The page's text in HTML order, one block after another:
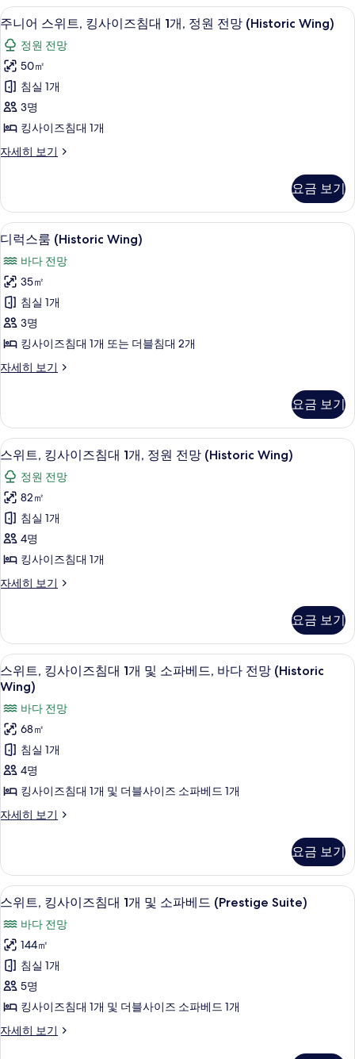
망
(Historic
Wing)
사
진
모
두
보
개,
바
다
전
망
(Historic
Wing)
자
세
히
주
니
어
스
위
트,
사
즈
침
대
1
개,
정
원
전
망
사
진
모
두
보
기
주니어 스위트, 킹사이즈침대 1개, 정
5
주니어 스위트, 킹사이즈침대 1개, 정원 전망 (Historic Wing)
정원 전망
50㎡
침실 1개
3명
킹사이즈침대 1개
자세히 보기
주
위
트,
킹
사
이
즈
침
대
개,
정
원
Wing)
자
세
히
보
기
요금 보기
디
럭
스
룸
(Historic
Wing)
사
진
보
기
디럭스룸 (Historic Wing) | 저자극성
6
디럭스룸 (Historic Wing)
바다 전망
35㎡
침실 1개
3명
킹사이즈침대 1개 또는 더블침대 2개
자세히 보기
디
(Historic
Wing)
자
세
히
보
기
요금 보기
스
위
트,
킹
사
이
침
1
개,
정
원
전
망
(Historic
Wing)
사
진
보
기
저자극성 침구, 오리/거위털 이불, 객실
6
스위트, 킹사이즈침대 1개, 정원 전망 (Historic Wing)
정원 전망
82㎡
침실 1개
4명
킹사이즈침대 1개
자세히 보기
스
사
이
즈
침
개,
정
원
전
(Historic
Wing)
자
보
요금 보기
스
위
트,
킹
사
이
즈
침
개
및
소
파
베
드,
바
다
전
스위트, 킹사이즈침대 1개 및 소파베
6
스위트, 킹사이즈침대 1개 및 소파베드, 바다 전망 (Historic
Wing)
바다 전망
68㎡
침실 1개
4명
킹사이즈침대 1개 및 더블사이즈 소파베드 1개
자세히 보기
스
사
이
즈
대
개
및
소
파
베
드,
요금 보기
스
트,
킹
사
이
침
스위트, 킹사이즈침대 1개 및 소파베
11
스위트, 킹사이즈침대 1개 및 소파베드 (Prestige Suite)
바다 전망
144㎡
침실 1개
5명
킹사이즈침대 1개 및 더블사이즈 소파베드 1개
자세히 보기
스